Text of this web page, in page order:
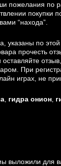
по
покупки
“находа”.
указаны по
прочесть
оставляйте
При
играх, не
гидра онион
выложили для